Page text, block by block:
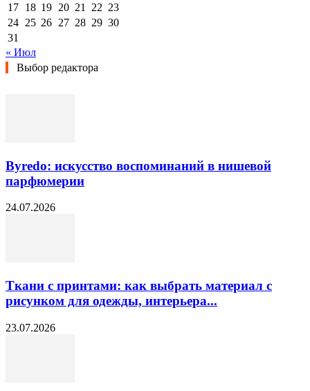
17 18 19 20 21 22 23
24 25 26 27 28 29 30
31
« Июл
Выбор редактора
Byredo: искусство воспоминаний в нишевой
парфюмерии
24.07.2026
Ткани с принтами: как выбрать материал с
рисунком для одежды, интерьера...
23.07.2026